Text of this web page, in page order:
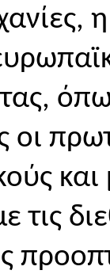
οι
τις